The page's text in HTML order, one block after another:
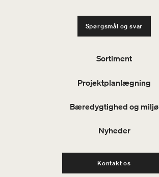
Spørgsmål og svar
Sortiment
Projektplanlægning
Bæredygtighed og miljø
Nyheder
Kontakt os